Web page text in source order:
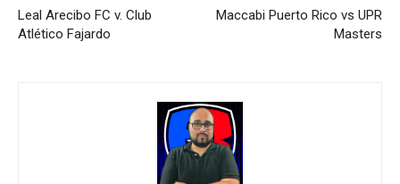
Leal Arecibo FC v. Club
Atlético Fajardo
Maccabi Puerto Rico vs UPR
Masters